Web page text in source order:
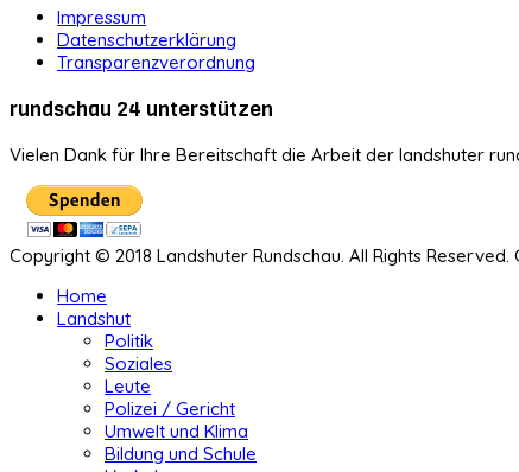
Impressum
Datenschutzerklärung
Transparenzverordnung
rundschau 24 unterstützen
Vielen Dank für Ihre Bereitschaft die Arbeit der landshuter
Copyright © 2018 Landshuter Rundschau. All Rights
Home
Landshut
Politik
Soziales
Leute
Polizei / Gericht
Umwelt und Klima
Bildung und Schule